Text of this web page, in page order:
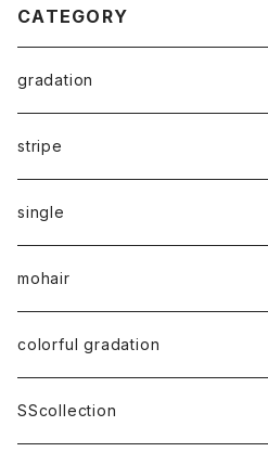
CATEGORY
gradation
stripe
single
mohair
colorful gradation
SScollection